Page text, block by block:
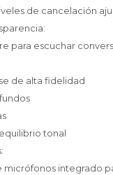
de cancelación
para escuchar
de alta fidelidad
tonal
micrófonos integrado